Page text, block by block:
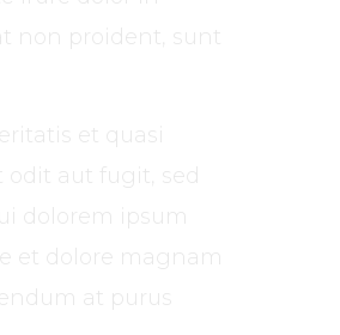
non proident, sunt
et quasi
aut fugit, sed
dolorem ipsum
et dolore magnam
at purus